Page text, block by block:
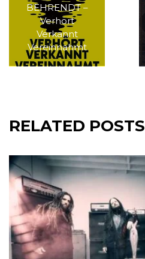
BEHRENDT –
Verhört
Verkannt
Vereinnahmt
RELATED POSTS